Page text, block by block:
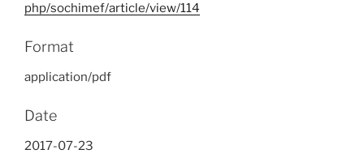
php/sochimef/article/view/114
Format
application/pdf
Date
2017-07-23